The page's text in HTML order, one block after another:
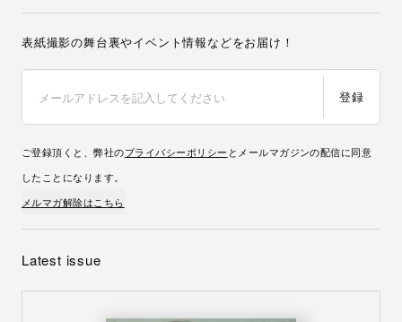
表紙撮影の舞台裏やイベント情報などをお届け！
登録
ご登録頂くと、弊社のプライバシーポリシー とメールマガジンの配信に同意
したことになります。
メルマガ解除はこちら
Latest issue